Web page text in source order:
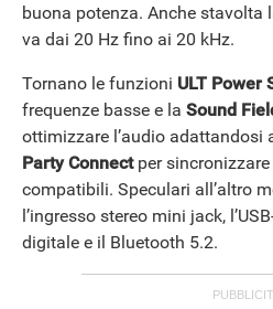
buona potenza. Anche stavolta
va dai 20 Hz fino ai 20 kHz.
Tornano le funzioni ULT Power
frequenze basse e la Sound
ottimizzare l’audio adattandosi
Party Connectper
compatibili. Speculari all’altro
l’ingresso stereo mini jack,
digitale e il Bluetooth 5.2.